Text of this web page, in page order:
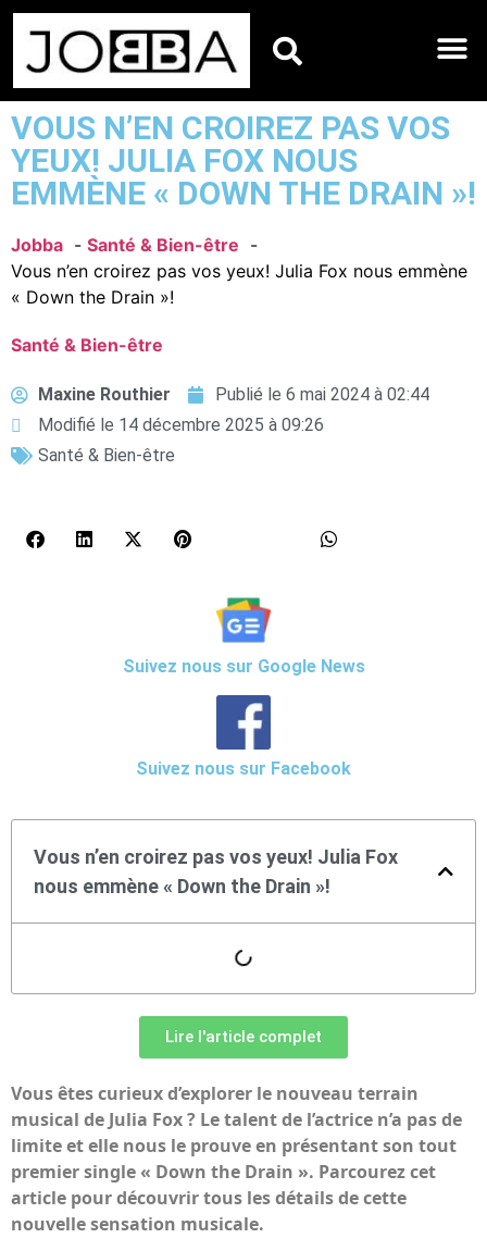
VOUS N’EN CROIREZ PAS VOS
YEUX! JULIA FOX NOUS
EMMÈNE « DOWN THE DRAIN »!
Jobba
Santé & Bien-être
Vous n’en croirez pas vos yeux! Julia Fox nous emmène
« Down the Drain »!
Santé & Bien-être
Maxine Routhier Publié le 6 mai 2024 à 02:44
Modifié le 14 décembre 2025 à 09:26
Santé & Bien-être
Suivez nous sur Google News
Suivez nous sur Facebook
Vous n’en croirez pas vos yeux! Julia Fox
nous emmène « Down the Drain »!
Lire l'article complet
Vous êtes curieux d’explorer le nouveau terrain
musical de Julia Fox ? Le talent de l’actrice n’a pas de
limite et elle nous le prouve en présentant son tout
premier single « Down the Drain ». Parcourez cet
article pour découvrir tous les détails de cette
nouvelle sensation musicale.